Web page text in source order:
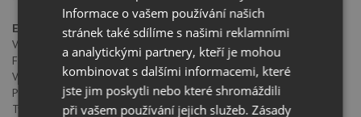
El. specifikace:
Vstupní napětí: AC 220-240 V
Frekvence: 50/60 Hz
Výkon: 3/4 HP (550 W)
Proudový odběr: 2,25 A
Typ motoru: Komutátorový DC
Informace o vašem používání našich
stránek také sdílíme s našimi reklamními
a analytickými partnery, kteří je mohou
kombinovat s dalšími informacemi, které
jste jim poskytli nebo které shromáždili
při vašem používání jejich služeb.Zásady